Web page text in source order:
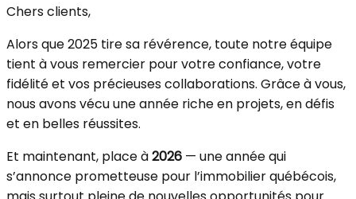
Chers clients,
Alors que 2025 tire sa révérence, toute notre équipe
tient à vous remercier pour votre confiance, votre
fidélité et vos précieuses collaborations. Grâce à vous,
nous avons vécu une année riche en projets, en défis
et en belles réussites.
Et maintenant, place à2026 — une année qui
s’annonce prometteuse pour l’immobilier québécois,